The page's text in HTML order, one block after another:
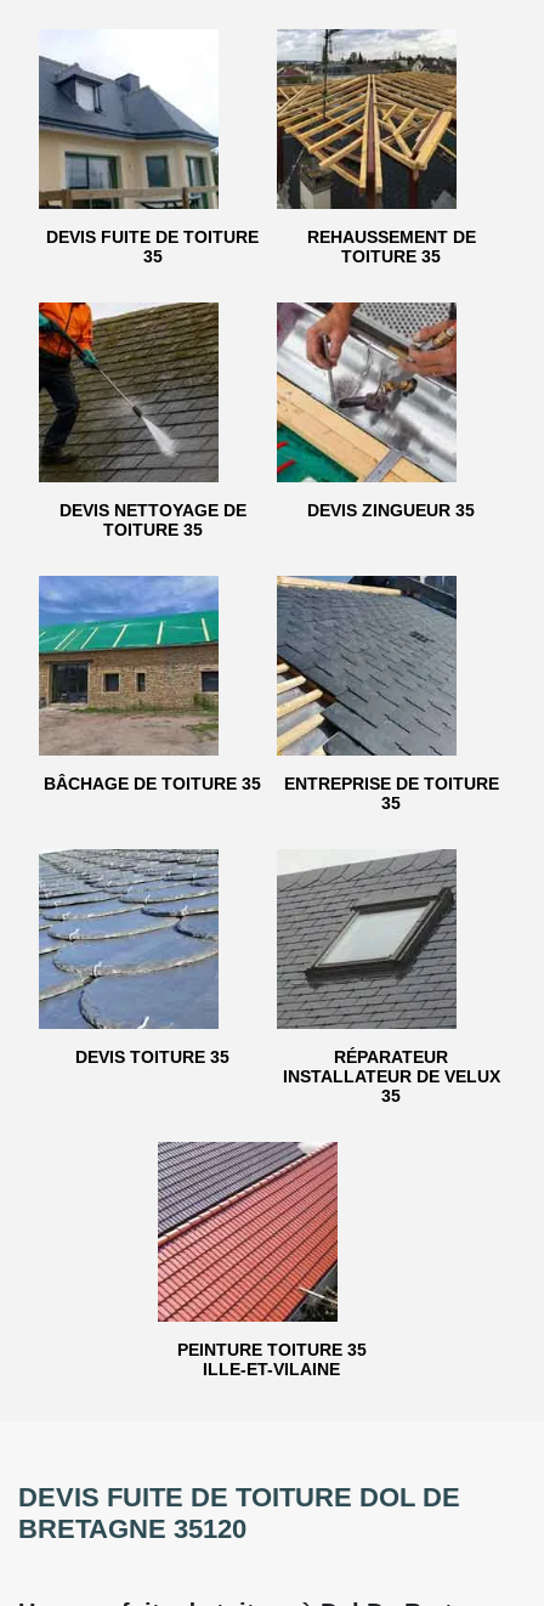
DEVIS FUITE DE TOITURE
35
REHAUSSEMENT DE
TOITURE 35
DEVIS NETTOYAGE DE
TOITURE 35
DEVIS ZINGUEUR 35
BÂCHAGE DE TOITURE 35
ENTREPRISE DE TOITURE
35
DEVIS TOITURE 35
RÉPARATEUR
INSTALLATEUR DE VELUX
35
PEINTURE TOITURE 35
ILLE-ET-VILAINE
DEVIS FUITE DE TOITURE DOL DE
BRETAGNE 35120